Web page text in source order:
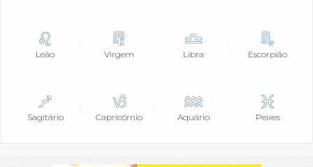
Leão Virgem Libra Escorpião
Sagitário Capricórnio Aquário Peixes